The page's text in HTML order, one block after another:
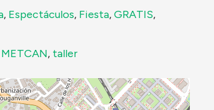
, Espectáculos, Fiesta,GRATIS,
METCAN, taller